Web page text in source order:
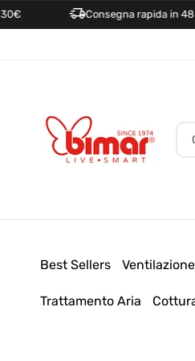
DirettamenteConsegna rapida in 48 Ore
Best Sellers Ventilazione
Trattamento Aria